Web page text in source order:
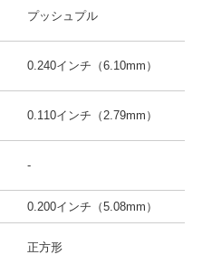
プッシュプル
0.240インチ（6.10mm）
0.110インチ（2.79mm）
-
0.200インチ（5.08mm）
正方形